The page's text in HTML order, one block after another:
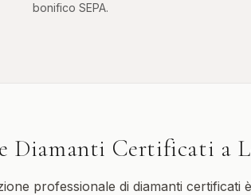
bonifico SEPA.
Diamanti Certificati a
professionale di diamanti certificati